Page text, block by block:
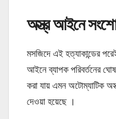
অস্ত্র আইনে
মসজিদে এই হত্যাকান্ডের
আইনে ব্যাপক পরিবর্তনের
করা যায় এমন অটোম্যাটিক
দেওয়া হয়েছে ।